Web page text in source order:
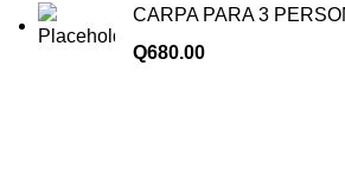
CARPA PARA 3
Q680.00